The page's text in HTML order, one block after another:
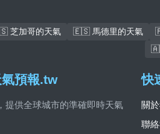
芝加哥的天氣 🇪🇸 馬德里的天氣
氣預報.tw
提供全球城市的準確即時天氣
快
關
聯